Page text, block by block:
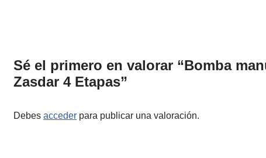
Sé el primero en valorar “Bomba
Zasdar 4 Etapas”
Debes acceder para publicar una valoración.